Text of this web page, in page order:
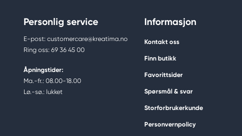
Personlig service
E-post: customercare@kreatima.no
Ring oss: 69 36 45 00
Åpningstider:
Ma.-fr.: 08.00-18.00
Lø.-sø.: lukket
Informasjon
Kontakt oss
Finn butikk
Favorittsider
Spørsmål & svar
Storforbrukerkunde
Personvernpolicy